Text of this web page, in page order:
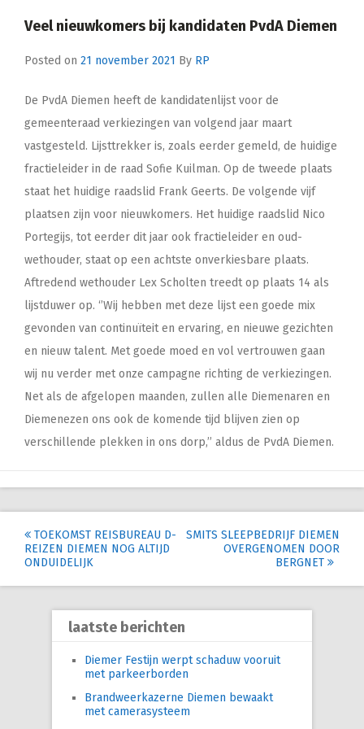
Veel nieuwkomers bij kandidaten PvdA Diemen
Posted on 21 november 2021 By RP
De PvdA Diemen heeft de kandidatenlijst voor de
gemeenteraad verkiezingen van volgend jaar maart
vastgesteld. Lijsttrekker is, zoals eerder gemeld, de huidige
fractieleider in de raad Sofie Kuilman. Op de tweede plaats
staat het huidige raadslid Frank Geerts. De volgende vijf
plaatsen zijn voor nieuwkomers. Het huidige raadslid Nico
Portegijs, tot eerder dit jaar ook fractieleider en oud-
wethouder, staat op een achtste onverkiesbare plaats.
Aftredend wethouder Lex Scholten treedt op plaats 14 als
lijstduwer op. ‘’Wij hebben met deze lijst een goede mix
gevonden van continuïteit en ervaring, en nieuwe gezichten
en nieuw talent. Met goede moed en vol vertrouwen gaan
wij nu verder met onze campagne richting de verkiezingen.
Net als de afgelopen maanden, zullen alle Diemenaren en
Diemenezen ons ook de komende tijd blijven zien op
verschillende plekken in ons dorp,’’ aldus de PvdA Diemen.
Post
navigation
TOEKOMST REISBUREAU D-
REIZEN DIEMEN NOG ALTIJD
ONDUIDELIJK
SMITS SLEEPBEDRIJF DIEMEN
OVERGENOMEN DOOR
BERGNET
laatste berichten
Diemer Festijn werpt schaduw vooruit
met parkeerborden
Brandweerkazerne Diemen bewaakt
met camerasysteem